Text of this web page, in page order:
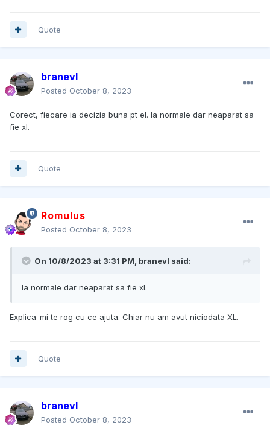
Quote
branevl
Posted October 8, 2023
Corect, fiecare ia decizia buna pt el. Ia normale dar neaparat sa
fie xl.
Quote
Romulus
Posted October 8, 2023
On 10/8/2023 at 3:31 PM, branevl said:
Ia normale dar neaparat sa fie xl.
Explica-mi te rog cu ce ajuta. Chiar nu am avut niciodata XL.
Quote
branevl
Posted October 8, 2023